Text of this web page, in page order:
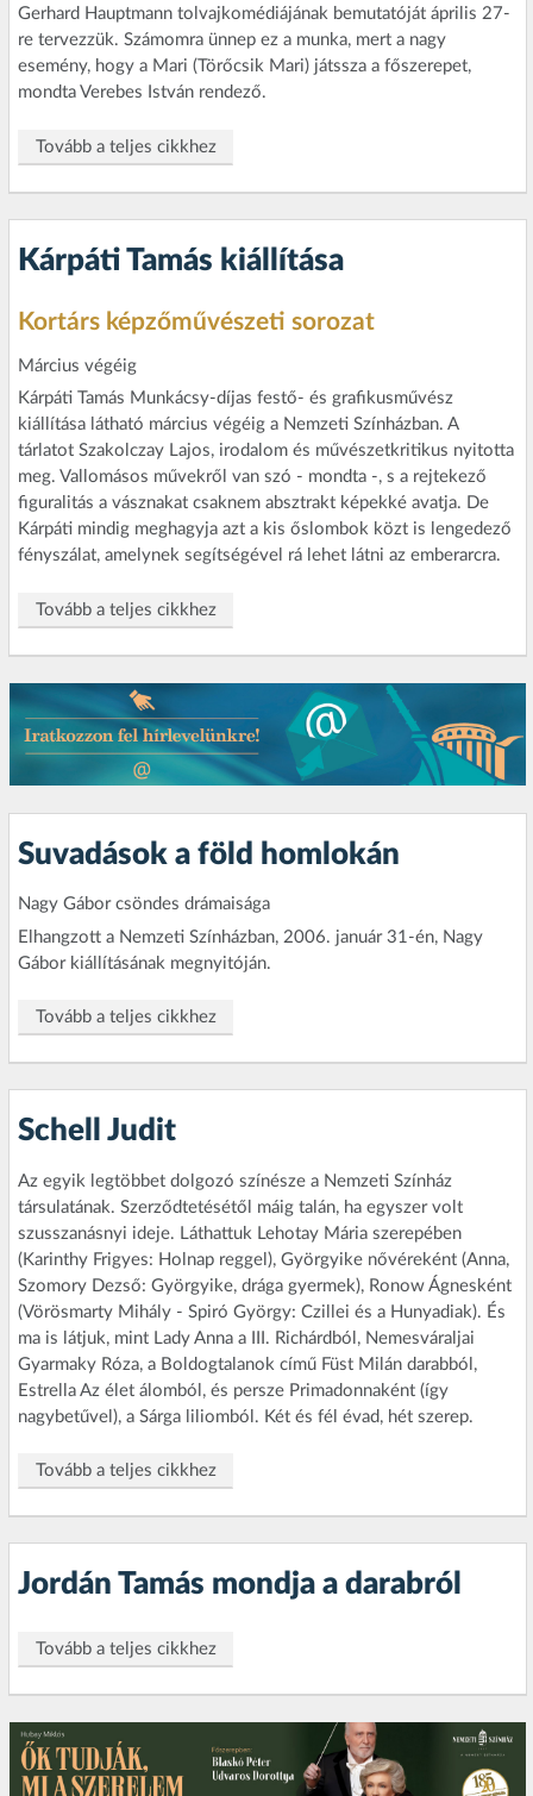
Gerhard Hauptmann tolvajkomédiájának bemutatóját április 27-
re tervezzük. Számomra ünnep ez a munka, mert a nagy
esemény, hogy a Mari (Törőcsik Mari) játssza a főszerepet,
mondta Verebes István rendező.
Tovább a teljes cikkhez
Kárpáti Tamás kiállítása
Kortárs képzőművészeti sorozat
Március végéig
Kárpáti Tamás Munkácsy-díjas festő- és grafikusművész
kiállítása látható március végéig a Nemzeti Színházban. A
tárlatot Szakolczay Lajos, irodalom és művészetkritikus nyitotta
meg. Vallomásos művekről van szó - mondta -, s a rejtekező
figuralitás a vásznakat csaknem absztrakt képekké avatja. De
Kárpáti mindig meghagyja azt a kis őslombok közt is lengedező
fényszálat, amelynek segítségével rá lehet látni az emberarcra.
Tovább a teljes cikkhez
Suvadások a föld homlokán
Nagy Gábor csöndes drámaisága
Elhangzott a Nemzeti Színházban, 2006. január 31-én, Nagy
Gábor kiállításának megnyitóján.
Tovább a teljes cikkhez
Schell Judit
Az egyik legtöbbet dolgozó színésze a Nemzeti Színház
társulatának. Szerződtetésétől máig talán, ha egyszer volt
szusszanásnyi ideje. Láthattuk Lehotay Mária szerepében
(Karinthy Frigyes: Holnap reggel), Györgyike nővéreként (Anna,
Szomory Dezső: Györgyike, drága gyermek), Ronow Ágnesként
(Vörösmarty Mihály - Spiró György: Czillei és a Hunyadiak). És
ma is látjuk, mint Lady Anna a III. Richárdból, Nemesváraljai
Gyarmaky Róza, a Boldogtalanok című Füst Milán darabból,
Estrella Az élet álomból, és persze Primadonnaként (így
nagybetűvel), a Sárga liliomból. Két és fél évad, hét szerep.
Tovább a teljes cikkhez
Jordán Tamás mondja a darabról
Tovább a teljes cikkhez